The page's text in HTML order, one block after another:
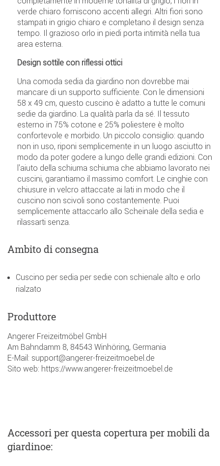
verde chiaro forniscono accenti allegri. Altri fiori sono
stampati in grigio chiaro e completano il design senza
tempo. Il grazioso orlo in piedi porta intimità nella tua
area esterna.
Design sottile con riflessi ottici
Una comoda sedia da giardino non dovrebbe mai
mancare di un supporto sufficiente. Con le dimensioni
58 x 49 cm, questo cuscino è adatto a tutte le comuni
sedie da giardino. La qualità parla da sé. Il tessuto
esterno in 75% cotone e 25% poliestere è molto
confortevole e morbido. Un piccolo consiglio: quando
non in uso, riponi semplicemente in un luogo asciutto in
modo da poter godere a lungo delle grandi edizioni. Con
l'aiuto della schiuma schiuma che abbiamo lavorato nei
cuscini, garantiamo il massimo comfort. Le cinghie con
chiusure in velcro attaccate ai lati in modo che il
cuscino non scivoli sono costantemente. Puoi
semplicemente attaccarlo allo Scheinale della sedia e
rilassarti senza.
Ambito di consegna
Cuscino per sedia per sedie con schienale alto e orlo
rialzato
Produttore
Angerer Freizeitmöbel GmbH
Am Bahndamm 8, 84543 Winhöring, Germania
E-Mail: support@angerer-freizeitmoebel.de
Sito web: https://www.angerer-freizeitmoebel.de
Accessoriper questa copertura per mobili da
giardinoe: